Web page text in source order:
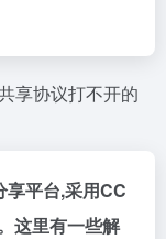
享协议打不开的
平台,采用CC
这里有一些解